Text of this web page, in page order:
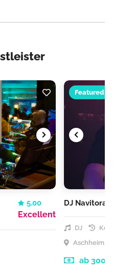
5.00
Excellent
Featured
DJ Navitora
DJ
Aschheim,
ab 300